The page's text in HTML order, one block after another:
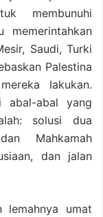
membunuhi
memerintahkan
Saudi, Turki
Palestina
lakukan.
abal-abal yang
solusi dua
Mahkamah
dan jalan
lemahnya umat